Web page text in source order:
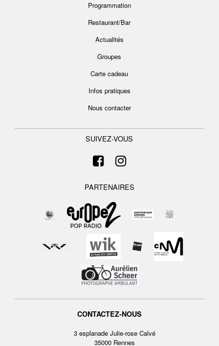
Programmation
Restaurant/Bar
Actualités
Groupes
Carte cadeau
Infos pratiques
Nous contacter
SUIVEZ-VOUS
PARTENAIRES
CONTACTEZ-NOUS
3 esplanade Julie-rose Calvé
35000 Rennes